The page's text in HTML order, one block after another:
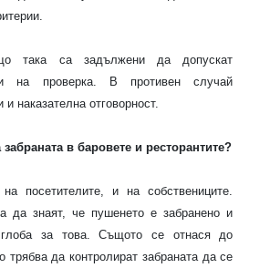
така са задължени да допускат
на проверка. В противен случай
наказателна отговорност.
в баровете и ресторантите?
посетителите, и на собствениците.
да знаят, че пушенето е забранено и
за това. Същото се отнася до
трябва да контролират забраната да се